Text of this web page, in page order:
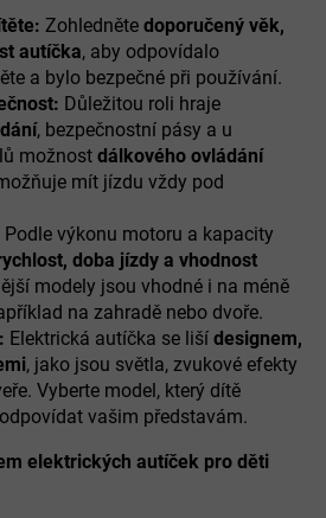
r
v
k
y
v
ý
p
i
u
Zohledněte doporučený věk,
autíčka, aby odpovídalo
a bylo bezpečné při používání.
Důležitou roli hraje
, bezpečnostní pásy a u
možnost dálkového ovládání
mít jízdu vždy pod
Podle výkonu motoru a kapacity
doba jízdy a vhodnost
modely jsou vhodné i na méně
na zahradě nebo dvoře.
Elektrická autíčka se liší designem,
, jako jsou světla, zvukové efekty
Vyberte model, který dítě
vašim představám.
elektrických autíček pro děti